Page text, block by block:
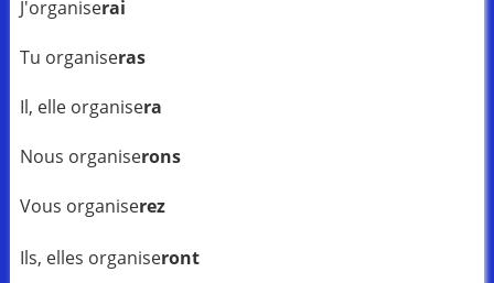
J'organiserai
Tu organiseras
Il, elle organisera
Nous organiserons
Vous organiserez
Ils, elles organiseront